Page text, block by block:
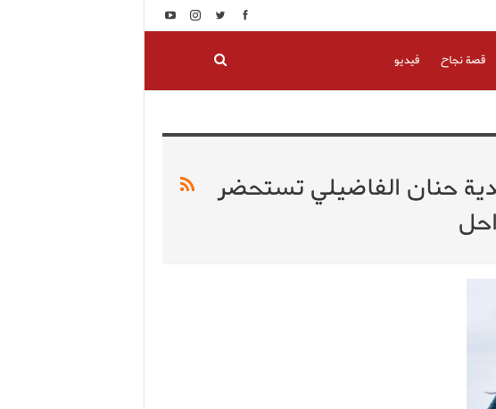
قصة نجاح فيديو
حنان الفاضيلي تستحضر